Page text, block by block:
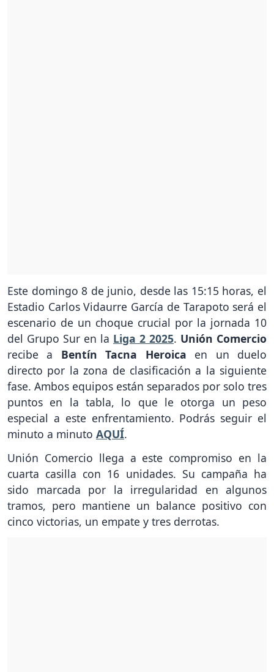
Este domingo 8 de junio, desde las 15:15 horas, el
Estadio Carlos Vidaurre García de Tarapoto será el
escenario de un choque crucial por la jornada 10
del Grupo Sur en la Liga 2 2025. Unión Comercio
recibe a Bentín Tacna Heroica en un duelo
directo por la zona de clasificación a la siguiente
fase. Ambos equipos están separados por solo tres
puntos en la tabla, lo que le otorga un peso
especial a este enfrentamiento. Podrás seguir el
minuto a minuto AQUÍ.
Unión Comercio llega a este compromiso en la
cuarta casilla con 16 unidades. Su campaña ha
sido marcada por la irregularidad en algunos
tramos, pero mantiene un balance positivo con
cinco victorias, un empate y tres derrotas.